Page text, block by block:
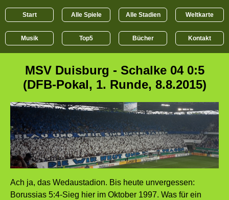
Start Alle Spiele Alle Stadien Weltkarte
Musik Top5 Bücher Kontakt
MSV Duisburg - Schalke 04 0:5
(DFB-Pokal, 1. Runde, 8.8.2015)
Ach ja, das Wedaustadion. Bis heute unvergessen:
Borussias 5:4-Sieg hier im Oktober 1997. Was für ein